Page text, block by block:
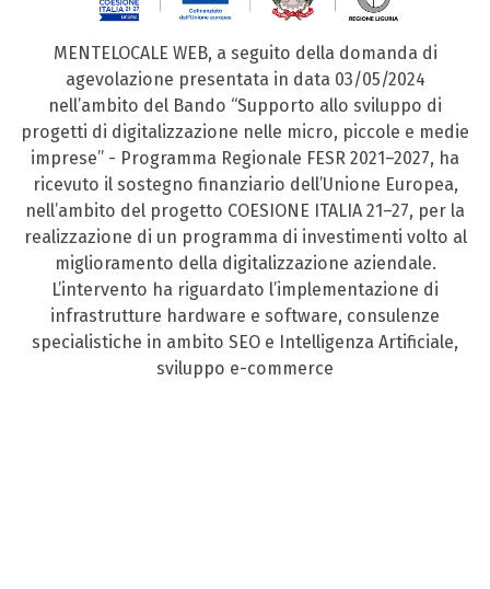
MENTELOCALE WEB, a seguito della domanda di
agevolazione presentata in data 03/05/2024
nell’ambito del Bando “Supporto allo sviluppo di
progetti di digitalizzazione nelle micro, piccole e medie
imprese” - Programma Regionale FESR 2021–2027, ha
ricevuto il sostegno finanziario dell’Unione Europea,
nell’ambito del progetto COESIONE ITALIA 21–27, per la
realizzazione di un programma di investimenti volto al
miglioramento della digitalizzazione aziendale.
L’intervento ha riguardato l’implementazione di
infrastrutture hardware e software, consulenze
specialistiche in ambito SEO e Intelligenza Artificiale,
sviluppo e-commerce